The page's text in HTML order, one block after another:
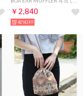
￥2,840
42%OFF